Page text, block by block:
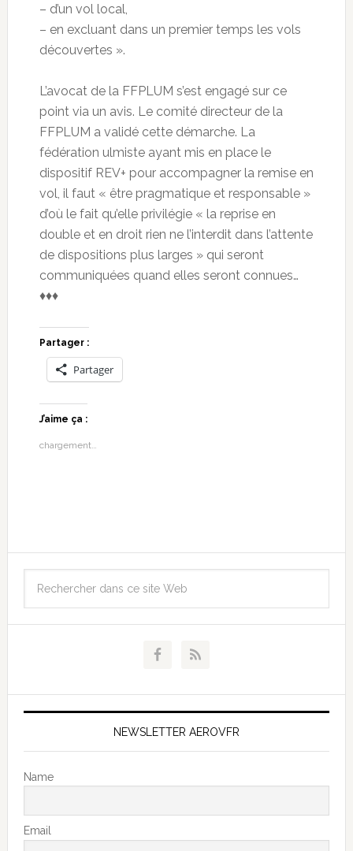
– d’un vol local,
– en excluant dans un premier temps les vols
découvertes ».
L’avocat de la FFPLUM s’est engagé sur ce
point via un avis. Le comité directeur de la
FFPLUM a validé cette démarche. La
fédération ulmiste ayant mis en place le
dispositif REV+ pour accompagner la remise en
vol, il faut « être pragmatique et responsable »
d’où le fait qu’elle privilégie « la reprise en
double et en droit rien ne l’interdit dans l’attente
de dispositions plus larges » qui seront
communiquées quand elles seront connues…
♦♦♦
Partager :
Partager
J’aime ça :
chargement…
NEWSLETTER AEROVFR
Name
Email